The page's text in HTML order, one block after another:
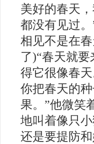
美好的春天
都没有见过
相见不是在
了)“春天就
得它很像春
你把春天的
果。”他微笑
地叫着像只
还是要提防和